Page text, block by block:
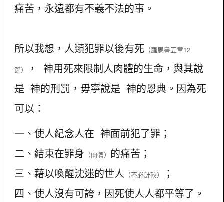
痛苦，永遠都有不義不法的事。
所以我想，人類犯罪以後有死 （羅馬書五章12
節）
， 神用死來限制人肉體的生命，與其說
是 神的刑罰，毋寧說是 神的恩典。因為死
可以：
一、使人紀念人在 神面前犯了罪；
二、結束在罪身 （肉體） 的痛苦；
三、藉以喚醒沈迷的世人 （不必計較）
；
四、使人沒有可誇，因死使人人都平等了。